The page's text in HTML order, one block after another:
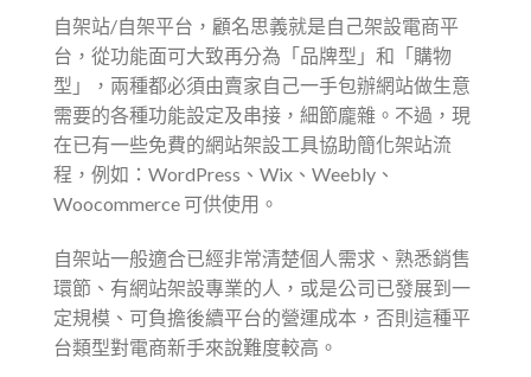
自架站/自架平台，顧名思義就是自己架設電商平
台，從功能面可大致再分為「品牌型」和「購物
型」，兩種都必須由賣家自己一手包辦網站做生意
需要的各種功能設定及串接，細節龐雜。不過，現
在已有一些免費的網站架設工具協助簡化架站流
程，例如：WordPress、Wix、Weebly、
Woocommerce 可供使用。
自架站一般適合已經非常清楚個人需求、熟悉銷售
環節、有網站架設專業的人，或是公司已發展到一
定規模、可負擔後續平台的營運成本，否則這種平
台類型對電商新手來說難度較高。